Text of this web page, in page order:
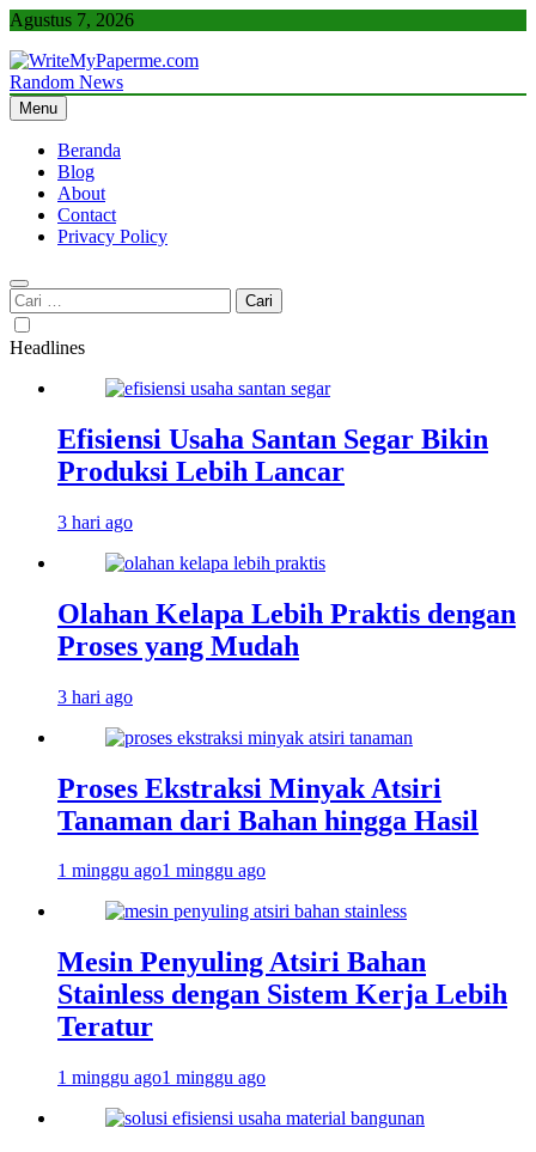
Skip
content
Agustus 7, 2026
WriteMyPaperme.com
Bisnis, Kuliner, Teknologi
Random News
Menu
Beranda
Blog
About
Contact
Privacy Policy
Cari
untuk:
Headlines
Efisiensi Usaha Santan Segar Bikin
Produksi Lebih Lancar
3 hari ago
Olahan Kelapa Lebih Praktis dengan
Proses yang Mudah
3 hari ago
Proses Ekstraksi Minyak Atsiri
Tanaman dari Bahan hingga Hasil
1 minggu ago1 minggu ago
Mesin Penyuling Atsiri Bahan
Stainless dengan Sistem Kerja Lebih
Teratur
1 minggu ago1 minggu ago